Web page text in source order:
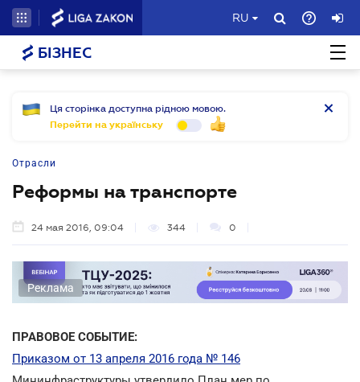
RU
БІЗНЕС
Ця сторінка доступна рідною мовою.
Перейти на українську
Отрасли
Реформы на транспорте
24 мая 2016, 09:04 344 0
Реклама
ПРАВОВОЕ СОБЫТИЕ:
Приказом от 13 апреля 2016 года № 146